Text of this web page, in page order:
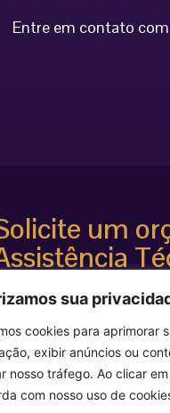
sua
cookies para aprimorar
exibir anúncios ou
nosso tráfego. Ao clicar
com nosso uso de
Entre em contato
um
Diagnóstico técnico
Suporte para
Agilidade e segurança
em contato agora
Alma Laser.